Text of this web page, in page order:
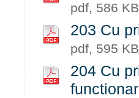
pdf, 586 KB
203 Cu
pdf, 595 KB
204 Cu